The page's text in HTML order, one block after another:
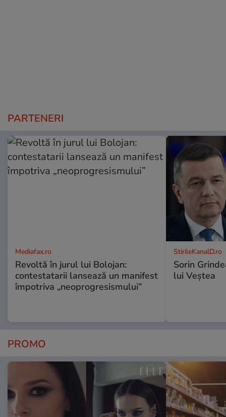
PARTENERI
Mediafax.ro
Revoltă în jurul lui Bolojan:
contestatarii lansează un manifest
împotriva „neoprogresismului”
StirileKanalD.ro
Sorin
lui Veștea
PROMO